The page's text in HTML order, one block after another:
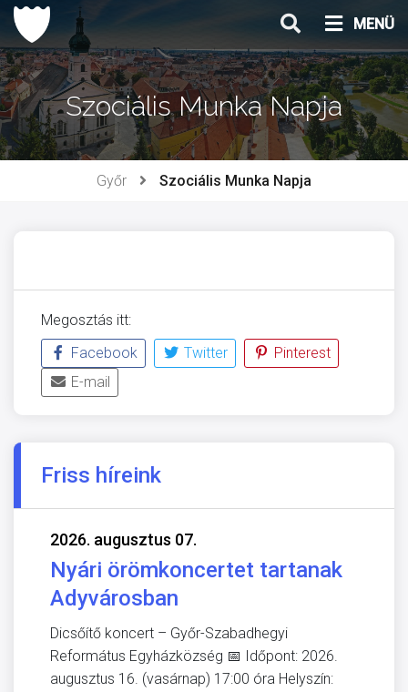
Ugrás
tartalomhoz
MENÜ
Szociális Munka Napja
Győr Szociális Munka Napja
Megosztás itt:
Facebook
Twitter
Pinterest
E-mail
Friss híreink
2026. augusztus 07.
Nyári örömkoncertet tartanak
Adyvárosban
Dicsőítő koncert – Győr-Szabadhegyi
Református Egyházközség 📅 Időpont: 2026.
augusztus 16. (vasárnap) 17:00 óra Helyszín: